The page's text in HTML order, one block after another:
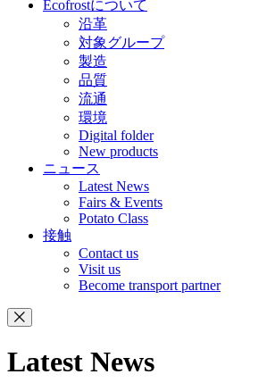
Ecofrostについて
沿革
対象グループ
製造
品質
流通
環境
Digital folder
New products
ニュース
Latest News
Fairs & Events
Potato Class
接触
Contact us
Visit us
Become transport partner
Latest News